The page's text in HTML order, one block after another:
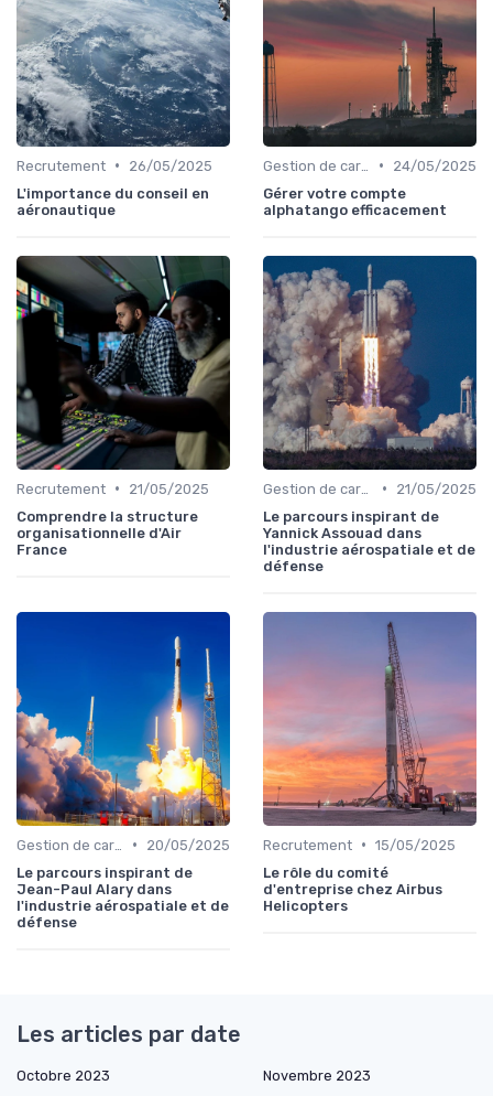
Recrutement •
26/05/2025
L'importance du conseil en
aéronautique
•
24/05/2025
Gérer votre compte
alphatango efficacement
Recrutement •
21/05/2025
Comprendre la structure
organisationnelle d'Air
France
•
21/05/2025
Le parcours inspirant de
Yannick Assouad dans
l'industrie aérospatiale et de
défense
•
20/05/2025
Le parcours inspirant de
Jean-Paul Alary dans
l'industrie aérospatiale et de
défense
Recrutement • 15/05/2025
Le rôle du comité
d'entreprise chez Airbus
Helicopters
Les articles par date
Octobre 2023
Novembre 2023